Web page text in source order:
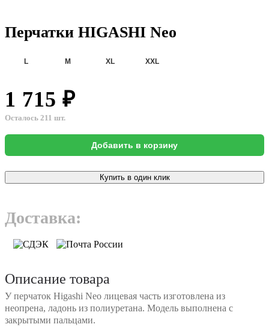
Перчатки HIGASHI Neo
L M XL XXL
1 715 ₽
Осталось 211 шт.
Добавить в корзину
Купить в один клик
Доставка:
Описание товара
У перчаток Higashi Neo лицевая часть изготовлена из
неопрена, ладонь из полиуретана. Модель выполнена с
закрытыми пальцами.